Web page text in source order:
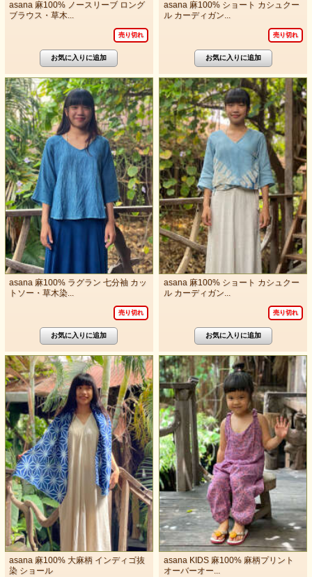
asana 麻100% ノースリーブ ロング
ブラウス・草木...
売り切れ
asana 麻100% ショート カシュクー
ル カーディガン...
売り切れ
asana 麻100% ラグラン 七分袖 カッ
トソー・草木染...
売り切れ
asana 麻100% ショート カシュクー
ル カーディガン...
売り切れ
asana 麻100% 大麻柄 インディゴ抜
染 ショール
asana KIDS 麻100% 麻柄プリント
オーバーオー...